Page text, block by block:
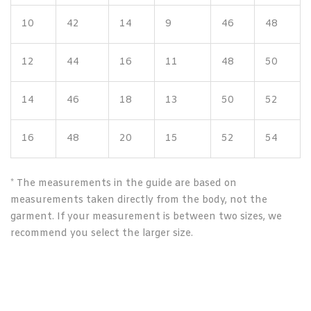
10 42 14 9 46 48
12 44 16 11 48 50
14 46 18 13 50 52
16 48 20 15 52 54
* The measurements in the guide are based on
measurements taken directly from the body, not the
garment. If your measurement is between two sizes, we
recommend you select the larger size.